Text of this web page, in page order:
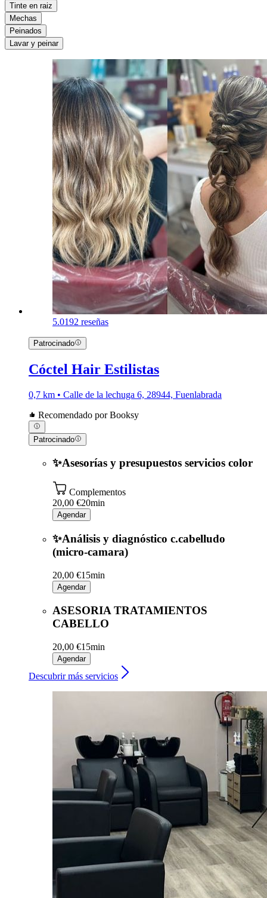
Tinte en raiz
Mechas
Peinados
Lavar y peinar
5.0192 reseñas
Patrocinado
Cóctel Hair Estilistas
0,7 km • Calle de la lechuga 6, 28944, Fuenlabrada
Recomendado por Booksy
Patrocinado
✨Asesorías y presupuestos servicios color
Complementos
20,00 €20min
Agendar
✨Análisis y diagnóstico c.cabelludo
(micro-camara)
20,00 €15min
Agendar
ASESORIA TRATAMIENTOS
CABELLO
20,00 €15min
Agendar
Descubrir más servicios